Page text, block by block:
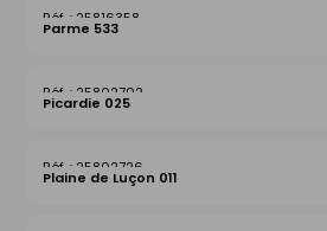
25816358
Parme 533
25802702
Picardie 025
25802726
Plaine de Luçon 011